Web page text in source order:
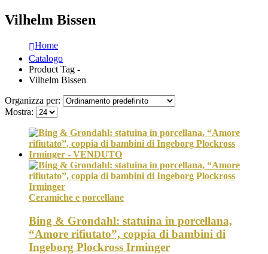
Vilhelm Bissen
Home
Catalogo
Product Tag -
Vilhelm Bissen
Organizza per:
Mostra:
Ceramiche e porcellane
Bing & Grondahl: statuina in porcellana,
“Amore rifiutato”, coppia di bambini di
Ingeborg Plockross Irminger